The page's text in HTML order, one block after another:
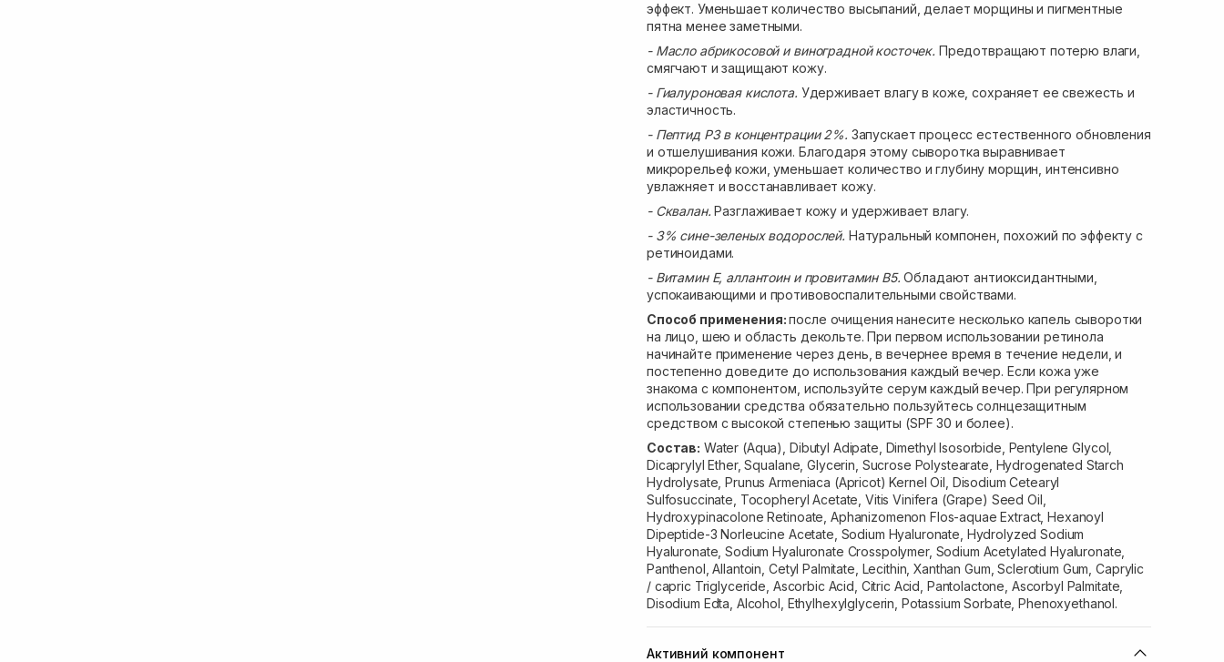
эффект. Уменьшает количество высыпаний, делает морщины и пигментные
пятна менее заметными.
- Масло абрикосовой и виноградной косточек. Предотвращают потерю влаги,
смягчают и защищают кожу.
- Гиалуроновая кислота. Удерживает влагу в коже, сохраняет ее свежесть и
эластичность.
- Пептид P3 в концентрации 2%. Запускает процесс естественного обновления
и отшелушивания кожи. Благодаря этому сыворотка выравнивает
микрорельеф кожи, уменьшает количество и глубину морщин, интенсивно
увлажняет и восстанавливает кожу.
- Сквалан.Разглаживает кожу и удерживает влагу.
- 3% сине-зеленых водорослей. Натуральный компонен, похожий по эффекту с
ретиноидами.
- Витамин E, аллантоин и провитамин B5. Обладают антиоксидантными,
успокаивающими и противовоспалительными свойствами.
Способ применения:после очищения нанесите несколько капель сыворотки
на лицо, шею и область декольте. При первом использовании ретинола
начинайте применение через день, в вечернее время в течение недели, и
постепенно доведите до использования каждый вечер. Если кожа уже
знакома с компонентом, используйте серум каждый вечер. При регулярном
использовании средства обязательно пользуйтесь солнцезащитным
средством с высокой степенью защиты (SPF 30 и более).
Состав: Water (Aqua), Dibutyl Adipate, Dimethyl Isosorbide, Pentylene Glycol,
Dicaprylyl Ether, Squalane, Glycerin, Sucrose Polystearate, Hydrogenated Starch
Hydrolysate, Prunus Armeniaca (Apricot) Kernel Oil, Disodium Cetearyl
Sulfosuccinate, Tocopheryl Acetate, Vitis Vinifera (Grape) Seed Oil,
Hydroxypinacolone Retinoate, Aphanizomenon Flos-aquae Extract, Hexanoyl
Dipeptide-3 Norleucine Acetate, Sodium Hyaluronate, Hydrolyzed Sodium
Hyaluronate, Sodium Hyaluronate Crosspolymer, Sodium Acetylated Hyaluronate,
Panthenol, Allantoin, Cetyl Palmitate, Lecithin, Xanthan Gum, Sclerotium Gum, Caprylic
/ capric Triglyceride, Ascorbic Acid, Citric Acid, Pantolactone, Ascorbyl Palmitate,
Disodium Edta, Alcohol, Ethylhexylglycerin, Potassium Sorbate, Phenoxyethanol.
Активний компонент